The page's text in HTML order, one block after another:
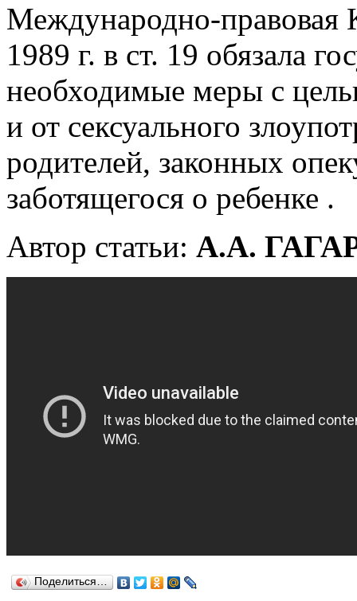
Международно-правовая
1989 г. в ст. 19 обязала
необходимые меры с
и от сексуального
родителей, законных
заботящегося о ребенке .
Автор статьи: А.А.
Поделиться…